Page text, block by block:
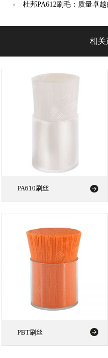
● 杜邦PA612刷毛：质量卓
相关
PA610刷丝
PBT刷丝